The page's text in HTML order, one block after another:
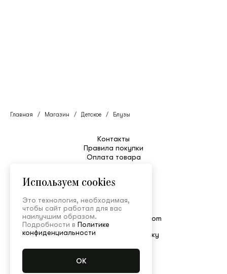
Главная / Магазин / Детское / Блузы
Используем cookies
Это технология, необходимая,
чтобы сайт работал для вас
наилучшим образом.
Подробности в Политике
конфиденциальности
Контакты
Правила покупки
Оплата товара
Возврат и обмен
Служба поддержки
+7 495 150-52-80
shop@ulyanasergeenko.com
Пн—Пт 11:00—19:00
Подписаться на рассылку
Конфиденциальность